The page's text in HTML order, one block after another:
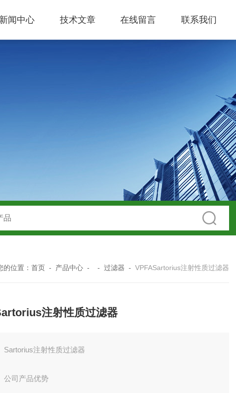
新闻中心 技术文章 在线留言 联系我们
的位置： 首页 - 产品中心 - - 过滤器 - VPFASartorius注射性质过滤器
注射性质过滤器
Sartorius注射性质过滤器
公司产品优势